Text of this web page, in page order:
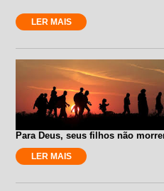
LER MAIS
Para Deus, seus filhos não
LER MAIS